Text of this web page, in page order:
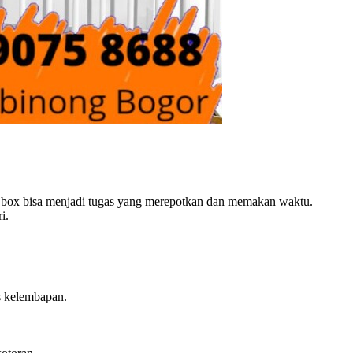
bisa menjadi tugas yang merepotkan dan memakan waktu.